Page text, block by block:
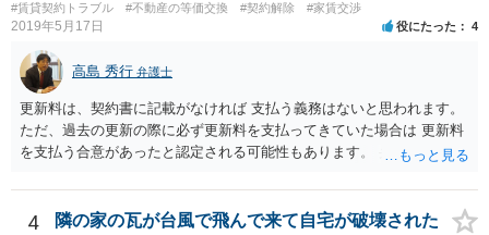
#賃貸契約トラブル #不動産の等価交換 #契約解除 #家賃交渉
2019年5月17日 役にたった 4
高島 秀行 弁護士
更新料は、契約書に記載がなければ 支払う義務はないと思われます。
ただ、過去の更新の際に必ず更新料を支払ってきていた場合は 更新料
を支払う合意があったと認定される可能性もあります。 弁護士に面談
4
隣の家の瓦が台風で飛んで来て自宅が破壊された